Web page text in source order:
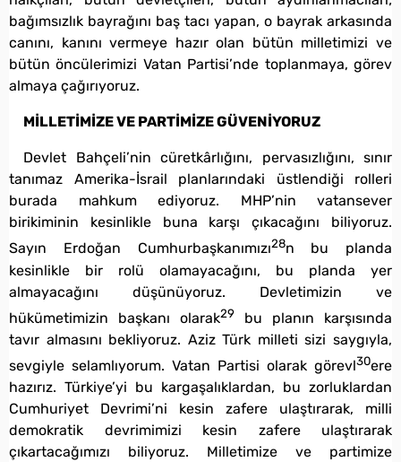
bağımsızlık bayrağını baş tacı yapan, o bayrak arkasında
canını, kanını vermeye hazır olan bütün milletimizi ve
bütün öncülerimizi Vatan Partisi’nde toplanmaya, görev
almaya çağırıyoruz.
MİLLETİMİZE VE PARTİMİZE GÜVENİYORUZ
Devlet Bahçeli’nin cüretkârlığını, pervasızlığını, sınır
tanımaz Amerika-İsrail planlarındaki üstlendiği rolleri
burada mahkum ediyoruz. MHP’nin vatansever
birikiminin kesinlikle buna karşı çıkacağını biliyoruz.
Sayın Erdoğan Cumhurbaşkanımızı28n bu planda
kesinlikle bir rolü olamayacağını, bu planda yer
almayacağını düşünüyoruz. Devletimizin ve
hükümetimizin başkanı olarak29
bu planın karşısında
tavır almasını bekliyoruz. Aziz Türk milleti sizi saygıyla,
sevgiyle selamlıyorum. Vatan Partisi olarak görevl30ere
hazırız. Türkiye’yi bu kargaşalıklardan, bu zorluklardan
Cumhuriyet Devrimi’ni kesin zafere ulaştırarak, milli
demokratik devrimimizi kesin zafere ulaştırarak
çıkartacağımızı biliyoruz. Milletimize ve partimize